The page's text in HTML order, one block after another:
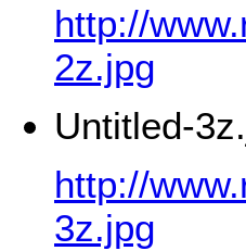
http://
2z.jpg
Untitled-
http://
3z.jpg